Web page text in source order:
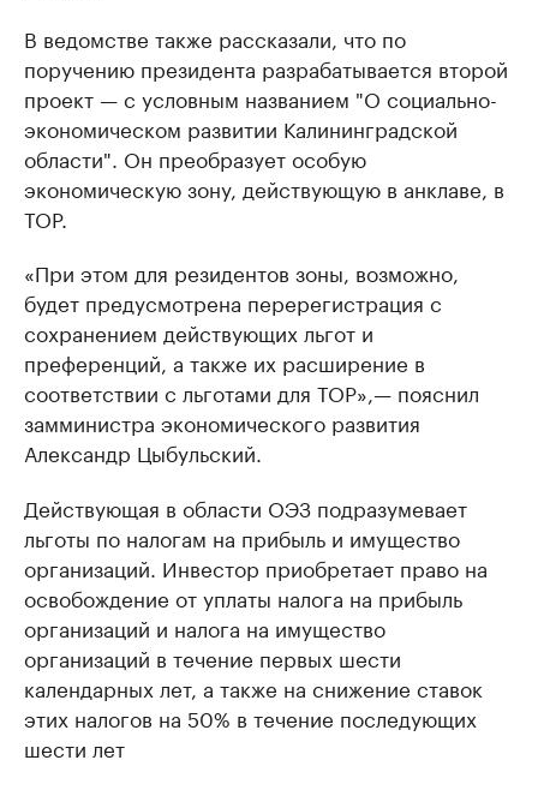
В ведомстве также рассказали, что по
поручению президента разрабатывается второй
проект — с условным названием "О социально-
экономическом развитии Калининградской
области". Он преобразует особую
экономическую зону, действующую в анклаве, в
ТОР.
«При этом для резидентов зоны, возможно,
будет предусмотрена перерегистрация с
сохранением действующих льгот и
преференций, а также их расширение в
соответствии с льготами для ТОР»,— пояснил
замминистра экономического развития
Александр Цыбульский.
Действующая в области ОЭЗ подразумевает
льготы по налогам на прибыль и имущество
организаций. Инвестор приобретает право на
освобождение от уплаты налога на прибыль
организаций и налога на имущество
организаций в течение первых шести
календарных лет, а также на снижение ставок
этих налогов на 50% в течение последующих
шести лет